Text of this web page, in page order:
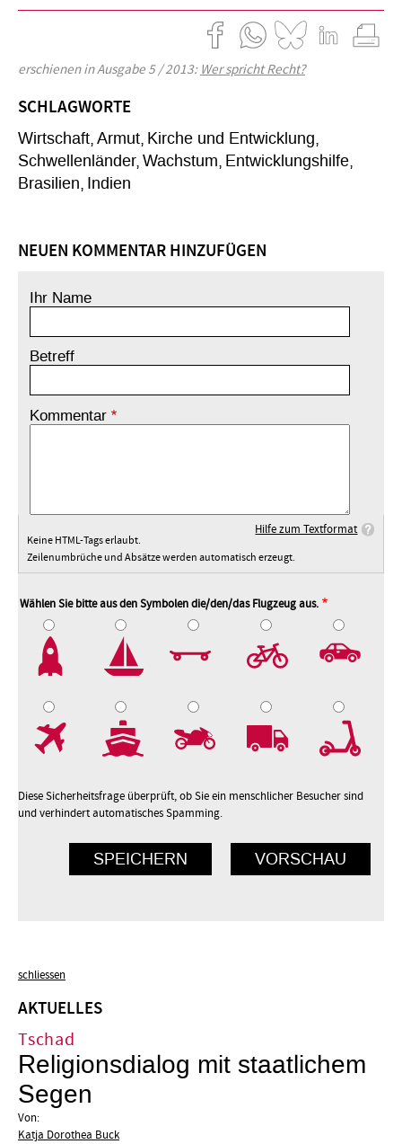
erschienen in Ausgabe 5 / 2013: Wer spricht Recht?
SCHLAGWORTE
Wirtschaft Armut Kirche und Entwicklung
Schwellenländer Wachstum Entwicklungshilfe
Brasilien Indien
NEUEN KOMMENTAR HINZUFÜGEN
Ihr Name
Betreff
Kommentar
Hilfe zum Textformat
Keine HTML-Tags erlaubt.
Zeilenumbrüche und Absätze werden automatisch erzeugt.
Wählen Sie bitte aus den Symbolen die/den/das Flugzeug aus.
Diese Sicherheitsfrage überprüft, ob Sie ein menschlicher Besucher sind
und verhindert automatisches Spamming.
schliessen
AKTUELLES
Tschad
Religionsdialog mit staatlichem
Segen
Von:
Katja Dorothea Buck